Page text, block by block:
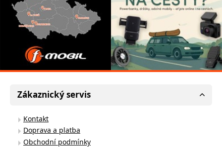
Zákaznický servis
Kontakt
Doprava a platba
Obchodní podmínky